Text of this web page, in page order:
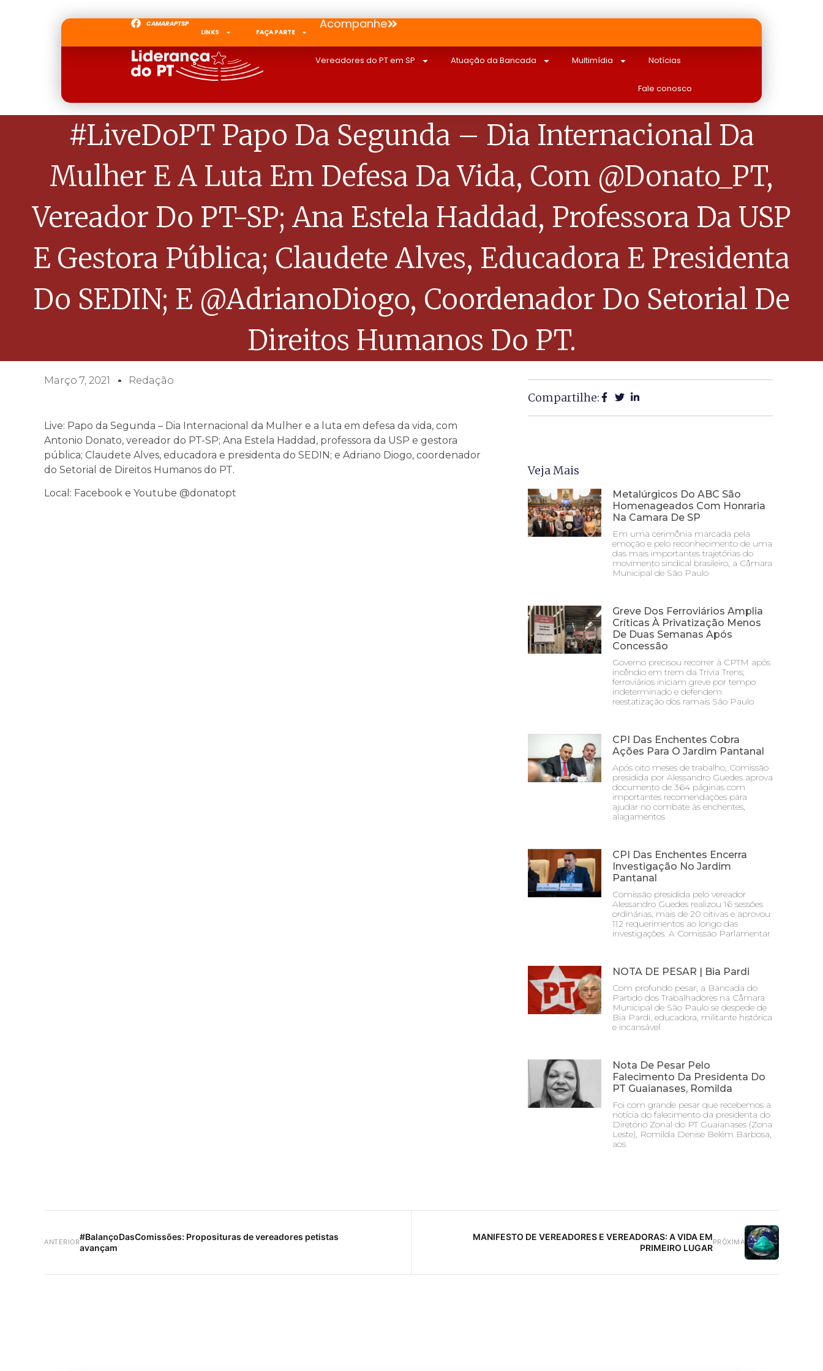
CAMARAPTSP
LINKS
FAÇA PARTE
Acompanhe
Vereadores do PT em SP Atuação da Bancada Multimídia Notícias
Fale conosco
#LiveDoPT Papo Da Segunda – Dia Internacional Da
Mulher E A Luta Em Defesa Da Vida, Com @Donato_PT,
Vereador Do PT-SP; Ana Estela Haddad, Professora Da USP
E Gestora Pública; Claudete Alves, Educadora E Presidenta
Do SEDIN; E @AdrianoDiogo, Coordenador Do Setorial De
Direitos Humanos Do PT.
Março 7, 2021 Redação
Live: Papo da Segunda – Dia Internacional da Mulher e a luta em defesa da vida, com
Antonio Donato, vereador do PT-SP; Ana Estela Haddad, professora da USP e gestora
pública; Claudete Alves, educadora e presidenta do SEDIN; e Adriano Diogo, coordenador
do Setorial de Direitos Humanos do PT.
Local: Facebook e Youtube @donatopt
Compartilhe:
Veja Mais
Metalúrgicos Do ABC São
Homenageados Com Honraria
Na Camara De SP
Em uma cerimônia marcada pela
emoção e pelo reconhecimento de uma
das mais importantes trajetórias do
movimento sindical brasileiro, a Câmara
Municipal de São Paulo
Greve Dos Ferroviários Amplia
Críticas À Privatização Menos
De Duas Semanas Após
Concessão
Governo precisou recorrer à CPTM após
incêndio em trem da Trivia Trens;
ferroviários iniciam greve por tempo
indeterminado e defendem
reestatização dos ramais São Paulo
CPI Das Enchentes Cobra
Ações Para O Jardim Pantanal
Após oito meses de trabalho, Comissão
presidida por Alessandro Guedes aprova
documento de 364 páginas com
importantes recomendações para
ajudar no combate às enchentes,
alagamentos
CPI Das Enchentes Encerra
Investigação No Jardim
Pantanal
Comissão presidida pelo vereador
Alessandro Guedes realizou 16 sessões
ordinárias, mais de 20 oitivas e aprovou
112 requerimentos ao longo das
investigações. A Comissão Parlamentar
NOTA DE PESAR | Bia Pardi
Com profundo pesar, a Bancada do
Partido dos Trabalhadores na Câmara
Municipal de São Paulo se despede de
Bia Pardi, educadora, militante histórica
e incansável
Nota De Pesar Pelo
Falecimento Da Presidenta Do
PT Guaianases, Romilda
Foi com grande pesar que recebemos a
notícia do falecimento da presidenta do
Diretório Zonal do PT Guaianases (Zona
Leste), Romilda Denise Belém Barbosa,
aos
ANTERIOR#BalançoDasComissões: Proposituras de vereadores petistas
avançam
PRÓXIMA
MANIFESTO DE VEREADORES E VEREADORAS: A VIDA EM
PRIMEIRO LUGAR